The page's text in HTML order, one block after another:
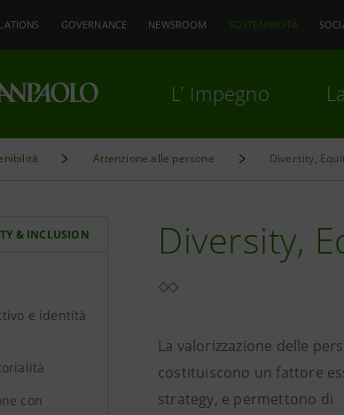
GOVERNANCE NEWSROOM SOSTENIBILITÀ
L’ Impegno
Attenzione alle persone Diversity,
& INCLUSION
e identità
con
Diversity,
La valorizzazione delle
costituiscono un fattore
strategy, e permettono di